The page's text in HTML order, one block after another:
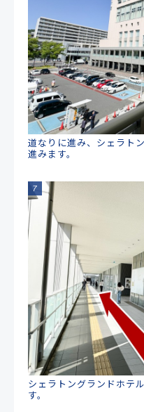
道なりに進み、シェラト
進みます。
シェラトングランドホテ
す。